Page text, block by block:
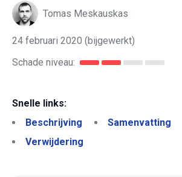
Tomas Meskauskas
24 februari 2020 (bijgewerkt)
Schade niveau:
Snelle links:
Beschrijving
Samenvatting
Verwijdering